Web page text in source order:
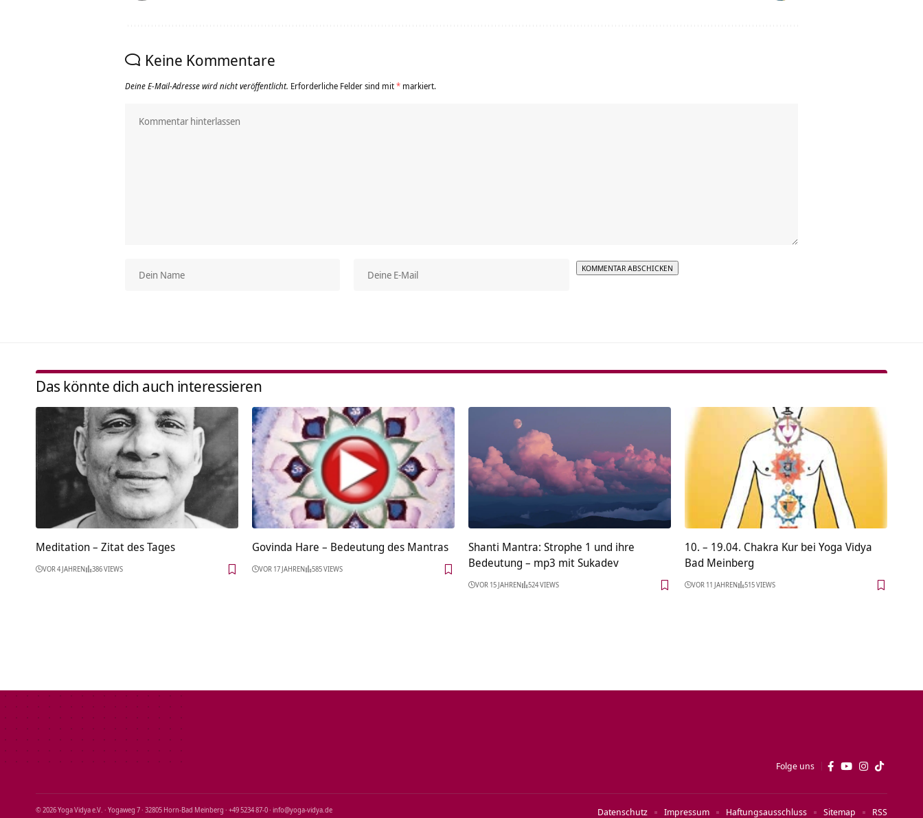
Keine Kommentare
Deine E-Mail-Adresse wird nicht veröffentlicht. Erforderliche Felder sind mit* markiert.
Das könnte dich auch interessieren
Meditation – Zitat des Tages
VOR 4 JAHREN 386 VIEWS
Govinda Hare – Bedeutung des Mantras
VOR 17 JAHREN 585 VIEWS
Shanti Mantra: Strophe 1 und ihre
Bedeutung – mp3 mit Sukadev
VOR 15 JAHREN 524 VIEWS
10. – 19.04. Chakra Kur bei Yoga Vidya
Bad Meinberg
VOR 11 JAHREN 515 VIEWS
Folge uns
© 2026 Yoga Vidya e.V. · Yogaweg 7 · 32805 Horn‑Bad Meinberg · +49 5234 87‑0 · info@yoga‑vidya.de Datenschutz Impressum Haftungsausschluss Sitemap RSS